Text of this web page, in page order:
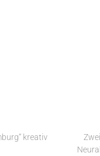
kreativ